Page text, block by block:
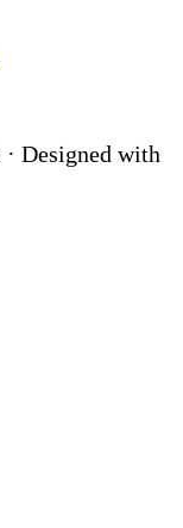
· Designed with